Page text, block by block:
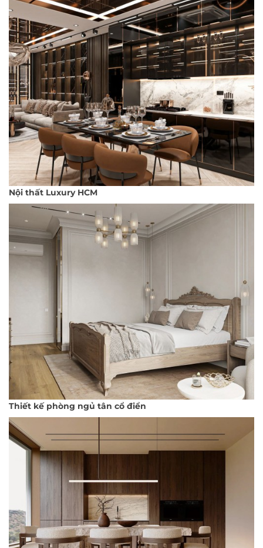
Nội thất Luxury HCM
Thiết kế phòng ngủ tân cổ điển